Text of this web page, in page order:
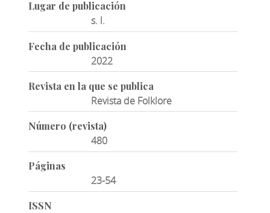
Lugar de publicación
s. l.
Fecha de publicación
2022
Revista en la que se publica
Revista de Folklore
Número (revista)
480
Páginas
23-54
ISSN